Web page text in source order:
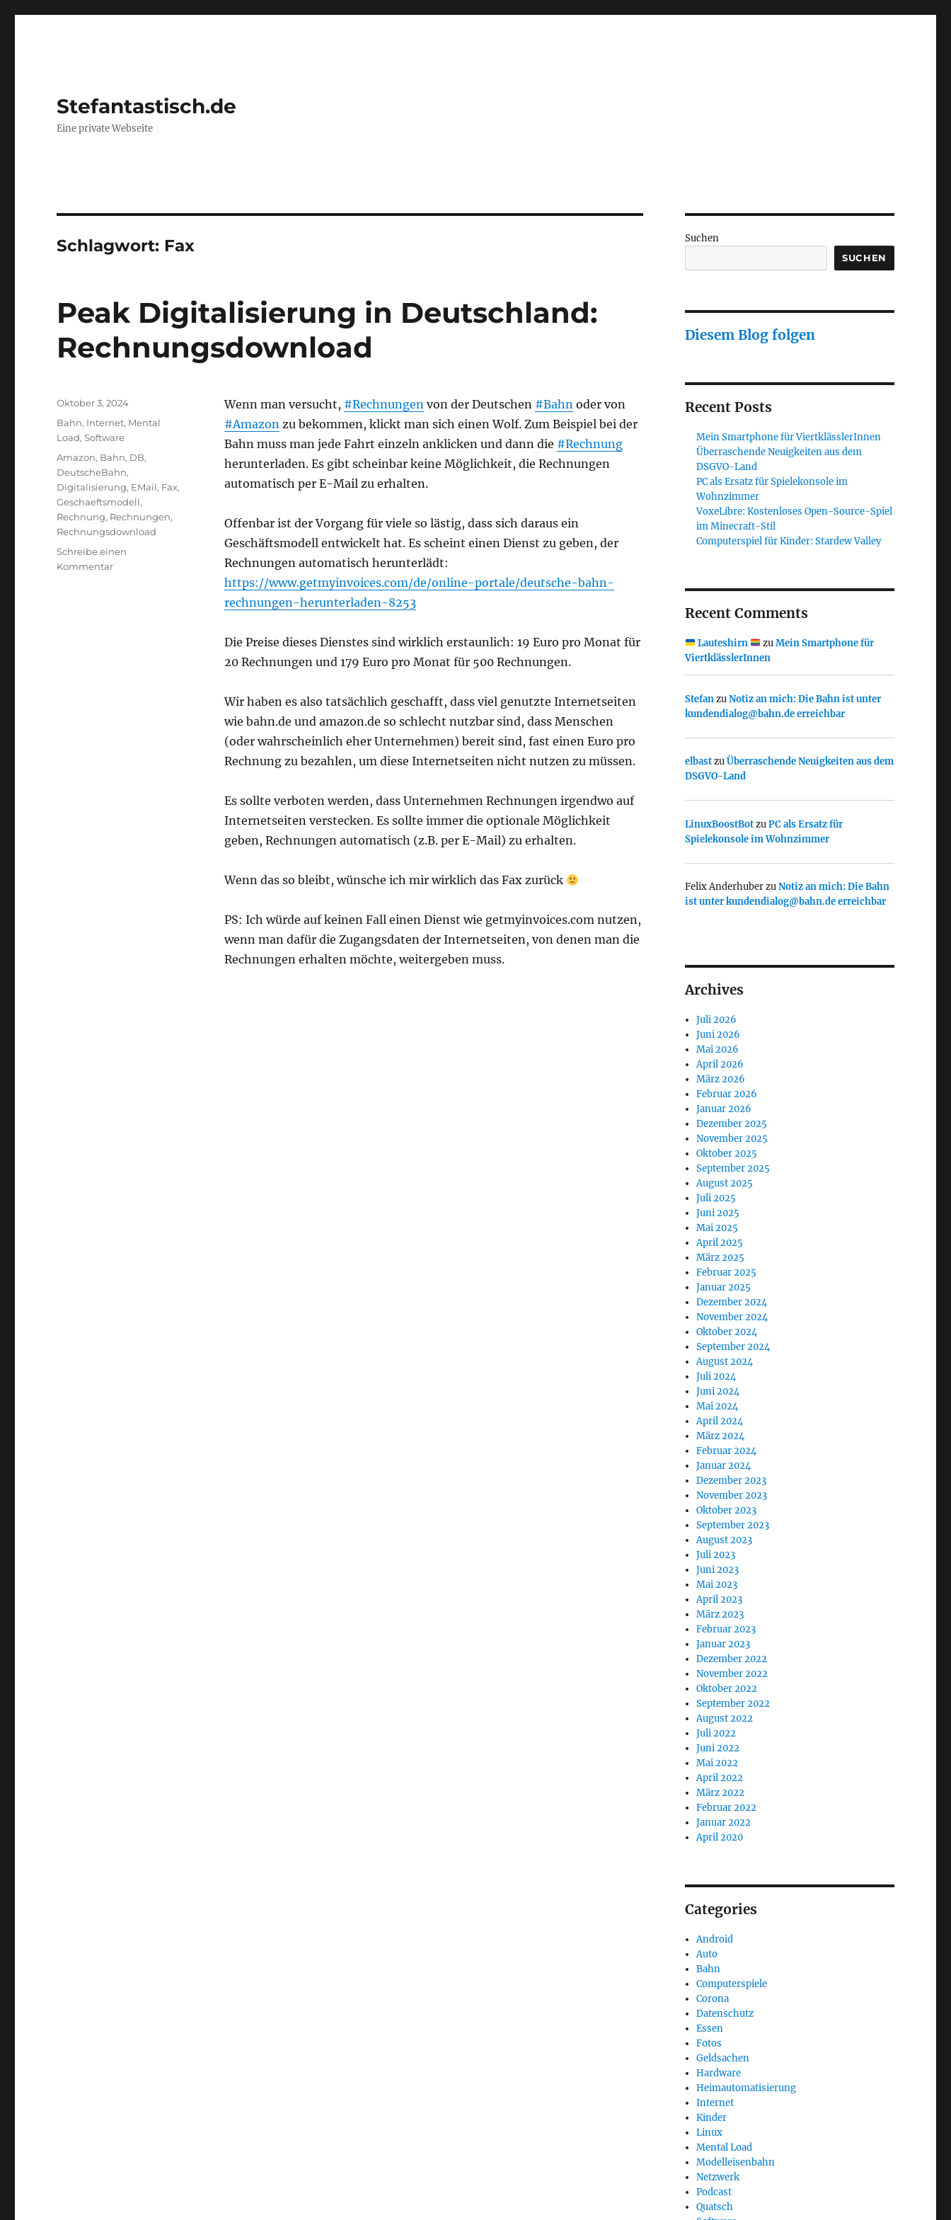
Stefantastisch.de
Eine private Webseite
Schlagwort: Fax
Peak Digitalisierung in Deutschland:
Rechnungsdownload
Wenn man versucht, #Rechnungenvon der Deutschen #Bahnoder von
#Amazonzu bekommen, klickt man sich einen Wolf. Zum Beispiel bei der
Bahn muss man jede Fahrt einzeln anklicken und dann die #Rechnung
herunterladen. Es gibt scheinbar keine Möglichkeit, die Rechnungen
automatisch per E-Mail zu erhalten.
Offenbar ist der Vorgang für viele so lästig, dass sich daraus ein
Geschäftsmodell entwickelt hat. Es scheint einen Dienst zu geben, der
Rechnungen automatisch herunterlädt:
https://www.getmyinvoices.com/de/online-portale/deutsche-bahn-
rechnungen-herunterladen-8253
Die Preise dieses Dienstes sind wirklich erstaunlich: 19 Euro pro Monat für
20 Rechnungen und 179 Euro pro Monat für 500 Rechnungen.
Wir haben es also tatsächlich geschafft, dass viel genutzte Internetseiten
wie bahn.de und amazon.de so schlecht nutzbar sind, dass Menschen
(oder wahrscheinlich eher Unternehmen) bereit sind, fast einen Euro pro
Rechnung zu bezahlen, um diese Internetseiten nicht nutzen zu müssen.
Es sollte verboten werden, dass Unternehmen Rechnungen irgendwo auf
Internetseiten verstecken. Es sollte immer die optionale Möglichkeit
geben, Rechnungen automatisch (z.B. per E-Mail) zu erhalten.
Wenn das so bleibt, wünsche ich mir wirklich das Fax zurück
PS: Ich würde auf keinen Fall einen Dienst wie getmyinvoices.com nutzen,
wenn man dafür die Zugangsdaten der Internetseiten, von denen man die
Rechnungen erhalten möchte, weitergeben muss.
Veröffentlicht
am
Oktober 3, 2024
Kategorien
Bahn, Internet, Mental
Load,Software
Schlagwörter
Amazon, Bahn, DB,
DeutscheBahn,
Digitalisierung, EMail, Fax,
Geschaeftsmodell,
Rechnung, Rechnungen,
Rechnungsdownload
Schreibe einen
Kommentarzu
Suchen
SUCHEN
Diesem Blog folgen
Recent Posts
Mein Smartphone für ViertklässlerInnen
Überraschende Neuigkeiten aus dem
DSGVO-Land
PC als Ersatz für Spielekonsole im
Wohnzimmer
VoxeLibre: Kostenloses Open-Source-Spiel
im Minecraft-Stil
Computerspiel für Kinder: Stardew Valley
Recent Comments
Lauteshirn zuMein Smartphone für
ViertklässlerInnen
StefanzuNotiz an mich: Die Bahn ist unter
kundendialog@bahn.de erreichbar
elbastzuÜberraschende Neuigkeiten aus dem
DSGVO-Land
LinuxBoostBotzuPC als Ersatz für
Spielekonsole im Wohnzimmer
Felix AnderhuberzuNotiz an mich: Die Bahn
ist unter kundendialog@bahn.de erreichbar
Archives
Juli 2026
Juni 2026
Mai 2026
April 2026
März 2026
Februar 2026
Januar 2026
Dezember 2025
November 2025
Oktober 2025
September 2025
August 2025
Juli 2025
Juni 2025
Mai 2025
April 2025
März 2025
Februar 2025
Januar 2025
Dezember 2024
November 2024
Oktober 2024
September 2024
August 2024
Juli 2024
Juni 2024
Mai 2024
April 2024
März 2024
Februar 2024
Januar 2024
Dezember 2023
November 2023
Oktober 2023
September 2023
August 2023
Juli 2023
Juni 2023
Mai 2023
April 2023
März 2023
Februar 2023
Januar 2023
Dezember 2022
November 2022
Oktober 2022
September 2022
August 2022
Juli 2022
Juni 2022
Mai 2022
April 2022
März 2022
Februar 2022
Januar 2022
April 2020
Categories
Android
Auto
Bahn
Computerspiele
Corona
Datenschutz
Essen
Fotos
Geldsachen
Hardware
Heimautomatisierung
Internet
Kinder
Linux
Mental Load
Modelleisenbahn
Netzwerk
Podcast
Quatsch